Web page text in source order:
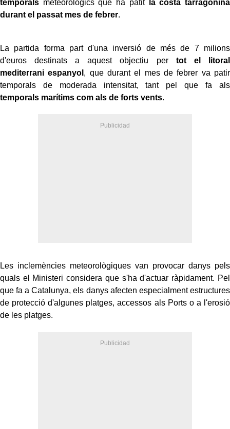
temporals meteorològics que ha patit
la costa tarragonina
durant el passat mes de febrer.
La partida forma part d'una inversió de més de 7 milions
d'euros destinats a aquest objectiu per tot el litoral
mediterrani espanyol , que durant el mes de febrer va patir
temporals de moderada intensitat, tant pel que fa als
temporals marítims com als de forts vents.
Les inclemències meteorològiques van provocar danys pels
quals el Ministeri considera que s'ha d'actuar ràpidament. Pel
que fa a Catalunya, els danys afecten especialment estructures
de protecció d'algunes platges, accessos als Ports o a l'erosió
de les platges.